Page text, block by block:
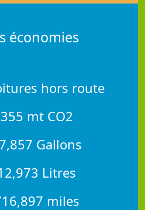
économies
hors route
mt CO2
Gallons
Litres
miles